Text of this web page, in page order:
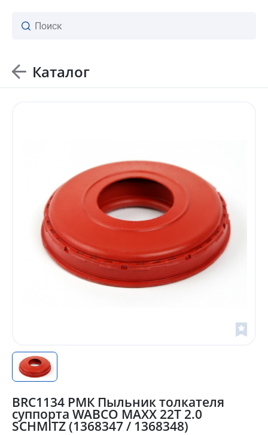
Каталог
BRC1134 РМК Пыльник толкателя
суппорта WABCO MAXX 22T 2.0
SCHMITZ (1368347 / 1368348)